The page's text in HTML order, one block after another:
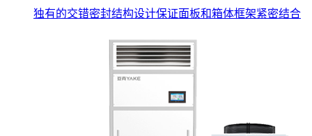
独有的交错密封结构设计保证面板和箱体框架紧密结合